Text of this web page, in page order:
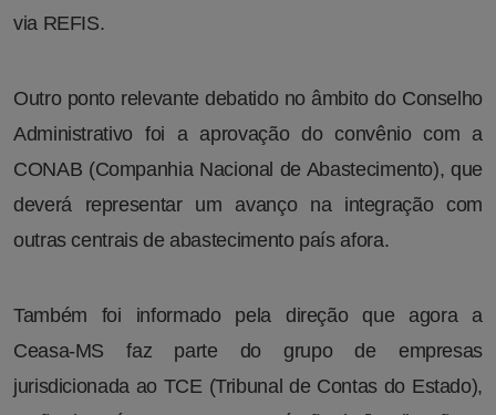
via REFIS.
Outro ponto relevante debatido no âmbito do Conselho
Administrativo foi a aprovação do convênio com a
CONAB (Companhia Nacional de Abastecimento), que
deverá representar um avanço na integração com
outras centrais de abastecimento país afora.
Também foi informado pela direção que agora a
Ceasa-MS faz parte do grupo de empresas
jurisdicionada ao TCE (Tribunal de Contas do Estado),